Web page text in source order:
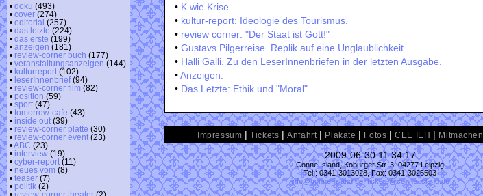
• doku (493)
• cover (274)
• editorial (257)
• das letzte (224)
• das erste (199)
• anzeigen (181)
• review-corner buch (177)
• veranstaltungsanzeigen (144)
• kulturreport (102)
• leserInnenbrief(94)
• review-corner film (82)
• position (59)
• sport (47)
• tomorrow-cafe (43)
• inside out (39)
• review-corner platte (30)
• review-corner event (23)
•ABC (23)
• interview (19)
• cyber-report (11)
• neues vom (8)
• teaser (7)
• politik (2)
• K wie Krise.
• kultur-report: Ideologie des Tourismus.
• review corner: "Der Staat ist Gott!"
• Gustavs Pilgerreise. Replik auf eine Unglaublichkeit.
• Halli Galli. Zu den LeserInnenbriefen in der letzten Ausgabe.
•Anzeigen.
• Das Letzte: Ethik und "Moral".
Impressum |Tickets |Anfahrt | Plakate | Fotos |CEE IEH | Mitmachen
2009-06-30 11:34:17
Conne Island, Koburger Str. 3, 04277 Leipzig
Tel.: 0341-3013028, Fax: 0341-3026503
info@conne-island.de,tickets@conne-island.de